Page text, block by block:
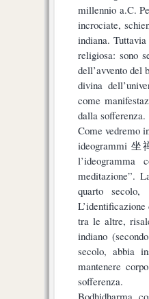
millennio a.C.
incrociate,
indiana.
religiosa: sono
dell’avvento del
divina
come
dalla sofferenza.
Come vedremo
ideogrammi 坐
l’ideogramma
meditazione”.
quarto
tra le altre,
indiano
secolo, abbia
mantenere
sofferenza.
Bodhidharma,